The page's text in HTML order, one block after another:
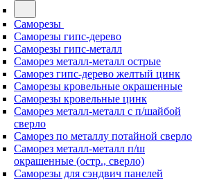
Саморезы
Саморезы гипс-дерево
Саморезы гипс-металл
Саморез металл-металл острые
Саморез гипс-дерево желтый цинк
Саморезы кровельные окрашенные
Саморезы кровельные цинк
Саморез металл-металл с п/шайбой
сверло
Саморез по металлу потайной сверло
Саморез металл-металл п/ш
окрашенные (остр., сверло)
Саморезы для сэндвич панелей